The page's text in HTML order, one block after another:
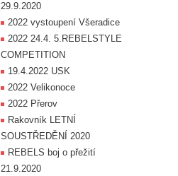
29.9.2020
2022 vystoupení Všeradice
2022 24.4. 5.REBELSTYLE
COMPETITION
19.4.2022 USK
2022 Velikonoce
2022 Přerov
Rakovník LETNÍ
SOUSTŘEDĚNÍ 2020
REBELS boj o přežití
21.9.2020